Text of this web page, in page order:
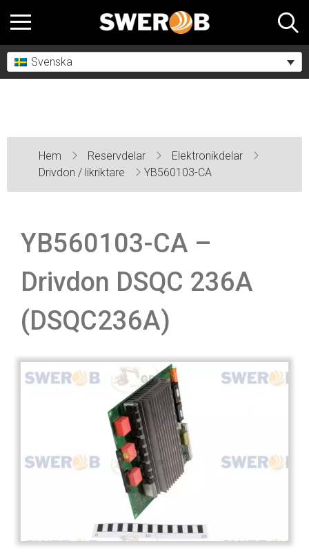
Svenska
Hem Reservdelar
Elektronikdelar
Drivdon / likriktare
YB560103-CA
YB560103-CA –
Drivdon DSQC 236A
(DSQC236A)